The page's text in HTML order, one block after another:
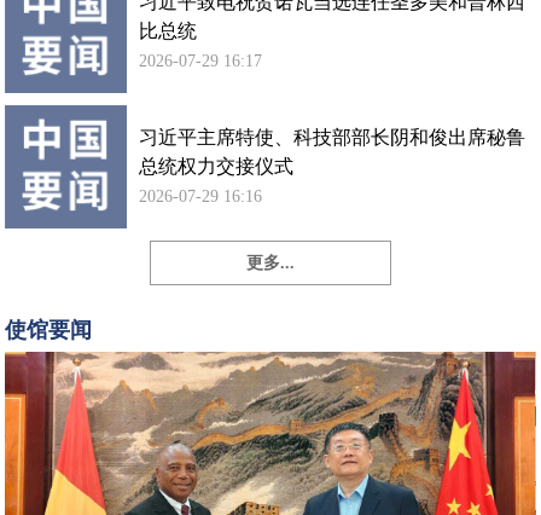
比总统
2026-07-29 16:17
习近平主席特使、科技部部长阴和俊出席秘鲁
总统权力交接仪式
2026-07-29 16:16
更多...
使馆要闻
勇
大
几